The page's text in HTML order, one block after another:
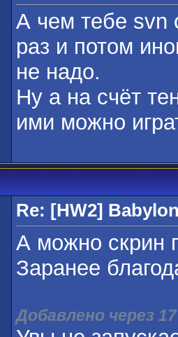
А чем тебе svn
раз и потом
не надо.
Ну а на счёт
ими можно
Re: [HW2]
А можно скрин
Заранее
Добавлено через